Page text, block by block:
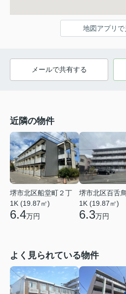
地図アプリで
メールで共有する
近隣の物件
堺市北区船堂町２丁
1K (19.87㎡)
6.4万円
堺市北区百舌
1K (19.87㎡)
6.3万円
よく見られている物件